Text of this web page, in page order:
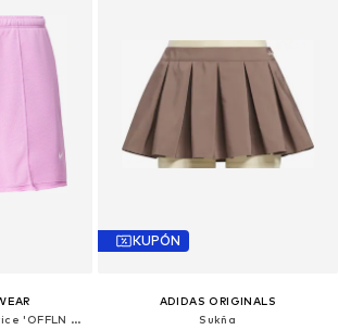
Štandardný strih Nohavice 'OFFLN CHLL'
KUPÓN
ADIDAS ORIGINALS
Sukňa